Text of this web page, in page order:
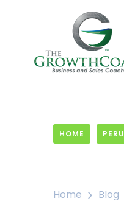
HOME PERU
Home Blog